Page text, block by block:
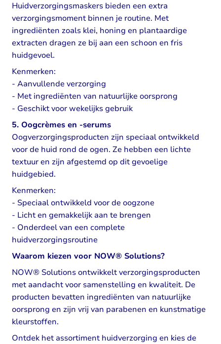
Huidverzorgingsmaskers bieden een extra
verzorgingsmoment binnen je routine. Met
ingrediënten zoals klei, honing en plantaardige
extracten dragen ze bij aan een schoon en fris
huidgevoel.
Kenmerken:
- Aanvullende verzorging
- Met ingrediënten van natuurlijke oorsprong
- Geschikt voor wekelijks gebruik
5. Oogcrèmes en -serums
Oogverzorgingsproducten zijn speciaal ontwikkeld
voor de huid rond de ogen. Ze hebben een lichte
textuur en zijn afgestemd op dit gevoelige
huidgebied.
Kenmerken:
- Speciaal ontwikkeld voor de oogzone
- Licht en gemakkelijk aan te brengen
- Onderdeel van een complete
huidverzorgingsroutine
Waarom kiezen voor NOW® Solutions?
NOW® Solutions ontwikkelt verzorgingsproducten
met aandacht voor samenstelling en kwaliteit. De
producten bevatten ingrediënten van natuurlijke
oorsprong en zijn vrij van parabenen en kunstmatige
kleurstoffen.
Ontdek het assortiment huidverzorging en kies de